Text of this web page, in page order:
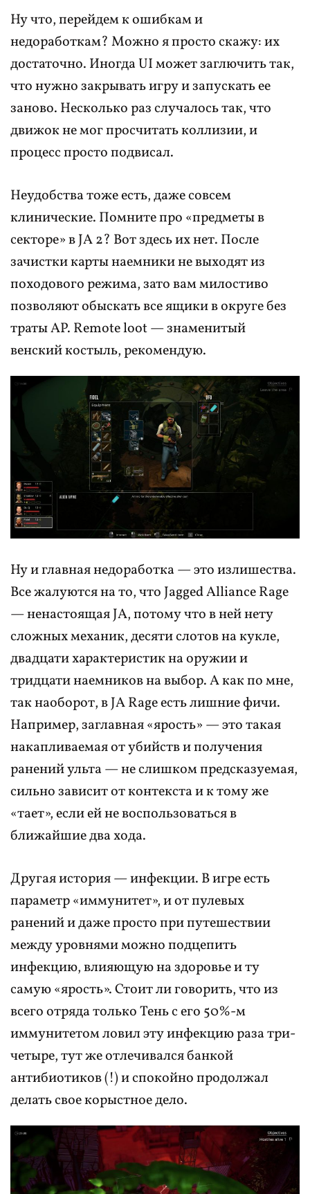
Ну что, перейдем к ошибкам и
недоработкам? Можно я просто скажу: их
достаточно. Иногда UI может заглючить так,
что нужно закрывать игру и запускать ее
заново. Несколько раз случалось так, что
движок не мог просчитать коллизии, и
процесс просто подвисал.
Неудобства тоже есть, даже совсем
клинические. Помните про «предметы в
секторе» в JA 2? Вот здесь их нет. После
зачистки карты наемники не выходят из
походового режима, зато вам милостиво
позволяют обыскать все ящики в округе без
траты AP. Remote loot — знаменитый
венский костыль, рекомендую.
Ну и главная недоработка — это излишества.
Все жалуются на то, что Jagged Alliance Rage
— ненастоящая JA, потому что в ней нету
сложных механик, десяти слотов на кукле,
двадцати характеристик на оружии и
тридцати наемников на выбор. А как по мне,
так наоборот, в JA Rage есть лишние фичи.
Например, заглавная «ярость» — это такая
накапливаемая от убийств и получения
ранений ульта — не слишком предсказуемая,
сильно зависит от контекста и к тому же
«тает», если ей не воспользоваться в
ближайшие два хода.
Другая история — инфекции. В игре есть
параметр «иммунитет», и от пулевых
ранений и даже просто при путешествии
между уровнями можно подцепить
инфекцию, влияющую на здоровье и ту
самую «ярость». Стоит ли говорить, что из
всего отряда только Тень с его 50%-м
иммунитетом ловил эту инфекцию раза три-
четыре, тут же отлечивался банкой
антибиотиков (!) и спокойно продолжал
делать свое корыстное дело.